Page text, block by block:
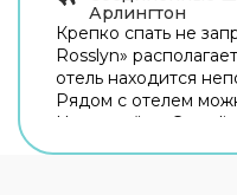
Арлингтон
Крепко спать не
Rosslyn»
отель находится
Рядом с отелем
Неподалёку: